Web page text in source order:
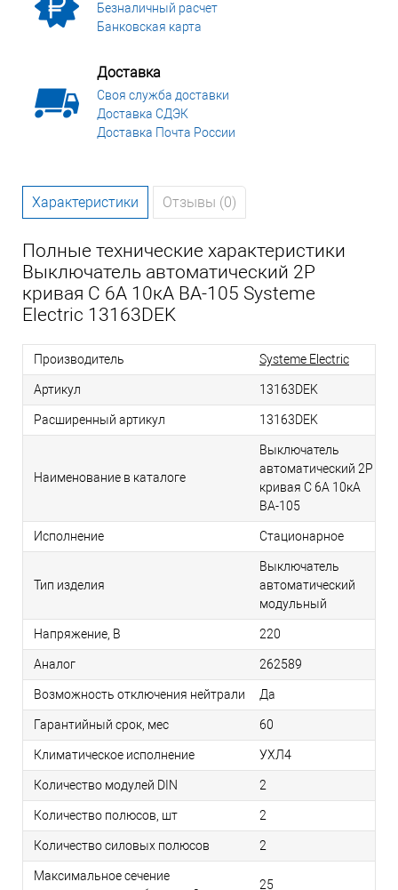
Безналичный расчет
Банковская карта
Доставка
Своя служба доставки
Доставка СДЭК
Доставка Почта России
Характеристики Отзывы (0)
Полные технические характеристики
Выключатель автоматический 2P
кривая C 6A 10кА ВА-105 Systeme
Electric 13163DEK
Производитель Systeme Electric
Артикул 13163DEK
Расширенный артикул 13163DEK
Наименование в каталоге
Выключатель
автоматический 2P
кривая C 6A 10кА
ВА-105
Исполнение Стационарное
Тип изделия
Выключатель
автоматический
модульный
Напряжение, В 220
Аналог 262589
Возможность отключения нейтрали Да
Гарантийный срок, мес 60
Климатическое исполнение УХЛ4
Количество модулей DIN 2
Количество полюсов, шт 2
Количество силовых полюсов 2
Максимальное сечение
25